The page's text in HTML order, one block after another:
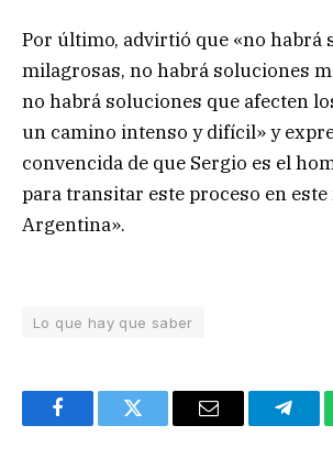
Por último, advirtió que «no habrá
milagrosas, no habrá soluciones
no habrá soluciones que afecten
un camino intenso y difícil» y
convencida de que Sergio es el
para transitar este proceso en
Argentina».
Lo que hay que saber
FacebookTwitter Email